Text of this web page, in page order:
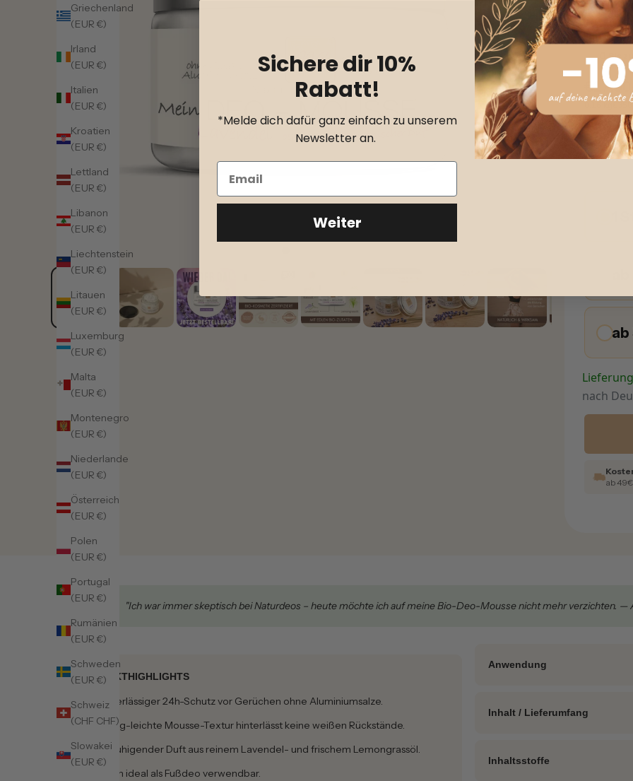
Griechenland
(EUR €)
Irland
(EUR €)
Italien
(EUR €)
Kroatien
(EUR €)
Lettland
(EUR €)
Libanon
(EUR €)
Liechtenstein
(EUR €)
Litauen
(EUR €)
Luxemburg
(EUR €)
Malta
(EUR €)
Montenegro
(EUR €)
Niederlande
(EUR €)
Österreich
(EUR €)
Polen
(EUR €)
Portugal
(EUR €)
Rumänien
(EUR €)
Schweden
(EUR €)
Schweiz
(CHF CHF)
Slowakei
(EUR €)
🫙 Bis
€17,90
inkl. MwSt.
Pro
ab
nach
ab 49€
★★★★★ "Ich war immer skeptisch bei Naturdeos – heute möchte ich auf meine Bio-Deo-Mousse nicht mehr verzichten. —
PRODUKTHIGHLIGHTS
Zuverlässiger 24h-Schutz vor Gerüchen ohne Aluminiumsalze.
Luftig-leichte Mousse-Textur hinterlässt keine weißen Rückstände.
Beruhigender Duft aus reinem Lavendel- und frischem Lemongrassöl.
Auch ideal als Fußdeo verwendbar.
Anwendung
Eine kleine Menge der
Inhalt / Lieferumfang
Du erhältst1 × Bio-Deo-
Inhaltsstoffe
Sichere dir 10%
Rabatt!
*Melde dich dafür ganz einfach zu unserem
Newsletter an.
Weiter